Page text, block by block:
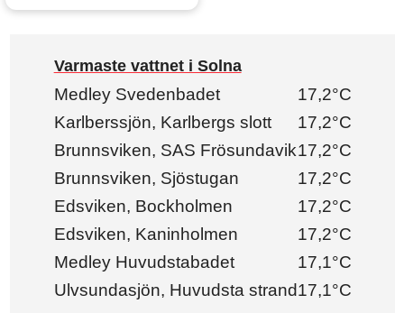
Varmaste vattnet i Solna
Medley Svedenbadet
17,2°C
Karlberssjön, Karlbergs slott
17,2°C
Brunnsviken, SAS Frösundavik17,2°C
Brunnsviken, Sjöstugan
17,2°C
Edsviken, Bockholmen
17,2°C
Edsviken, Kaninholmen
17,2°C
Medley Huvudstabadet
17,1°C
Ulvsundasjön, Huvudsta strand17,1°C